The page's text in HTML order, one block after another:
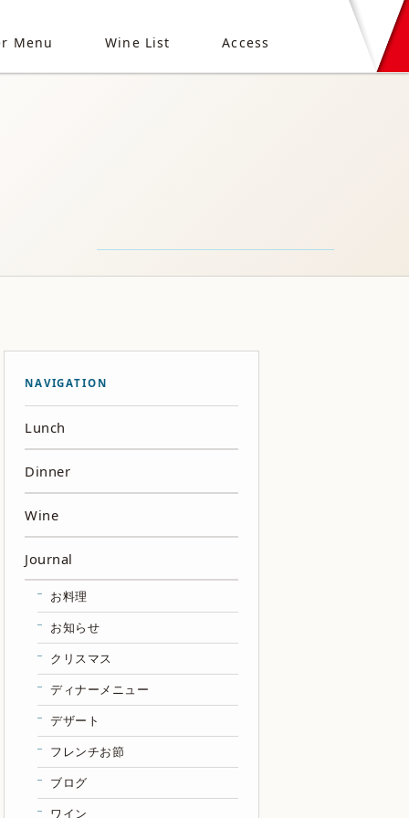
Menu Wine List Access
NAVIGATION
Lunch
Dinner
Wine
Journal
お料理
お知らせ
クリスマス
ディナーメニュー
デザート
フレンチお節
ブログ
ワイン